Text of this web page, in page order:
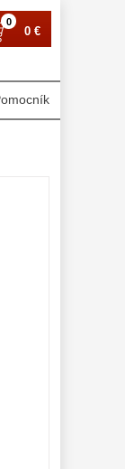
0
0 €